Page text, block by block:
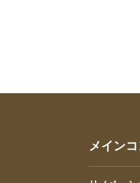
メイン